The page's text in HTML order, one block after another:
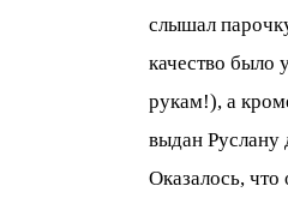
слышал
качество было
рукам!), а
выдан Руслану
Оказалось,